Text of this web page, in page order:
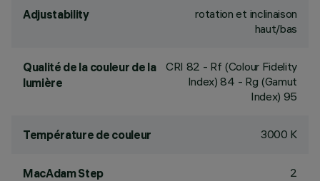
Adjustability
rotation et inclinaison
haut/bas
Qualité de la couleur de la
lumière
CRI 82 - Rf (Colour Fidelity
Index) 84 - Rg (Gamut
Index) 95
Température de couleur 3000 K
MacAdam Step 2